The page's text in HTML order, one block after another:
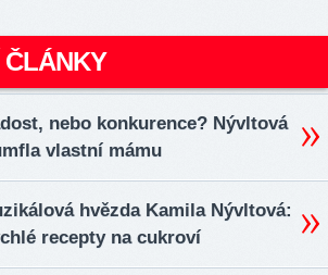
ČLÁNKY
nebo konkurence? Nývltová
vlastní mámu
hvězda Kamila Nývltová:
recepty na cukroví